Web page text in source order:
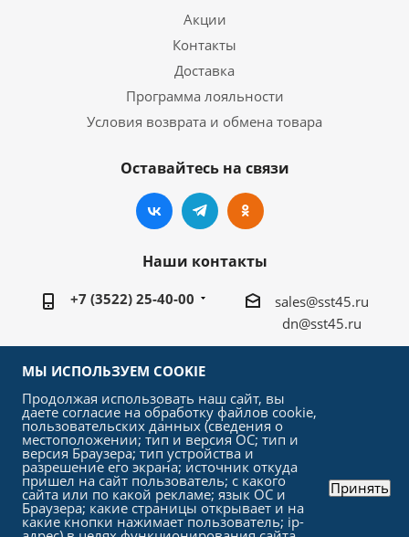
Акции
Контакты
Доставка
Программа лояльности
Условия возврата и обмена товара
Оставайтесь на связи
Наши контакты
+7 (3522) 25-40-00
sales@sst45.ru
dn@sst45.ru
640027, Россия, г.Курган, ул.Омская 76а
2026 © «СтройСельхозТорг»
МЫ ИСПОЛЬЗУЕМ COOKIE
Продолжая использовать наш сайт, вы
даете согласие на обработку файлов cookie,
пользовательских данных (сведения о
местоположении; тип и версия ОС; тип и
версия Браузера; тип устройства и
разрешение его экрана; источник откуда
пришел на сайт пользователь; с какого
сайта или по какой рекламе; язык ОС и
Браузера; какие страницы открывает и на
какие кнопки нажимает пользователь; ip-
Принять